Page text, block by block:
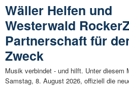
Wäller Helfen und
Westerwald
Partnerschaft für
Zweck
Musik verbindet - und hilft. Unter diesem
Samstag, 8. August 2026, offiziell die